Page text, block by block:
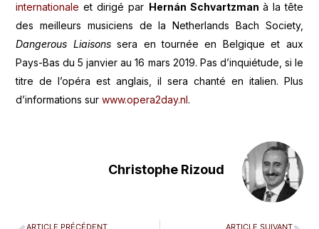
internationale et dirigé par Hernán Schvartzman à la tête
des meilleurs musiciens de la Netherlands Bach Society,
Dangerous Liaisonssera en tournée en Belgique et aux
Pays-Bas du 5 janvier au 16 mars 2019. Pas d’inquiétude, si le
titre de l’opéra est anglais, il sera chanté en italien. Plus
d’informations surwww.opera2day.nl.
Christophe Rizoud
ARTICLE PRÉCÉDENT ARTICLE SUIVANT